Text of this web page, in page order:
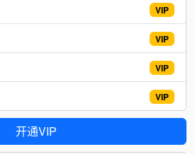
VIP
VIP
VIP
VIP
开通VIP